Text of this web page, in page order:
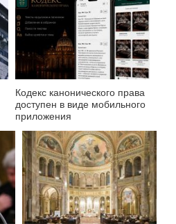
Кодекс канонического права
доступен в виде мобильного
приложения